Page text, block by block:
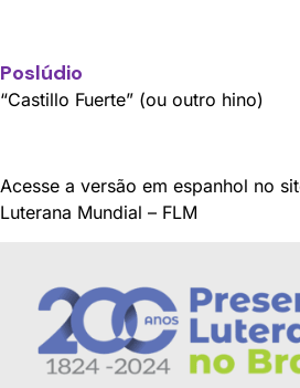
Poslúdio
“Castillo Fuerte” (ou outro hino)
Acesse a versão em espanhol no
Luterana Mundial – FLM